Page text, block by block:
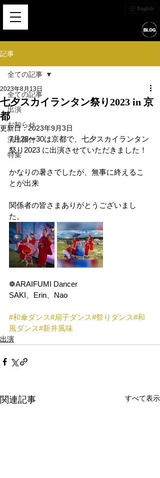
記事
全ての記事
出演
お知らせ
演出振付
特集
全ての記事
七夕スカイランタン祭り2023 in 京
都
2023年8月13日
更新日：2023年9月3日
7月28〜30は京都で、七夕スカイランタン
祭り2023 に出演させていただきました！
かなりの暑さでしたが、無事に終えるこ
とが出来
関係者の皆さまありがとうございまし
た。
❁ARAIFUMI Dancer
SAKI、Erin、Nao
#和傘ダンス#扇子ダンス#祭りダンス#和
風ダンス#新井風味
出演
関連記事 すべて表示